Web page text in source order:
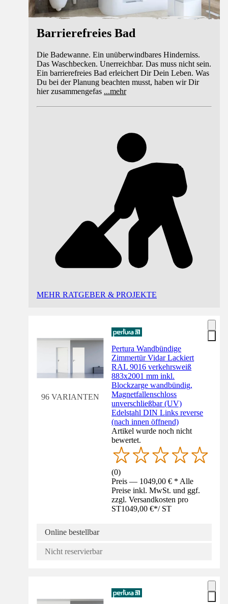
Barrierefreies Bad
Die Badewanne. Ein unüberwindbares Hinderniss.
Das Waschbecken. Unerreichbar. Das muss nicht sein.
Ein barrierefreies Bad erleichert Dir Dein Leben. Was
Du bei der Planung beachten musst, haben wir Dir
hier zusammengefas ...mehr
MEHR RATGEBER & PROJEKTE
96 VARIANTEN
Pertura Wandbündige
Zimmertür Vidar Lackiert
RAL 9016 verkehrsweiß
883x2001 mm inkl.
Blockzarge wandbündig,
Magnetfallenschloss
unverschließbar (UV)
Edelstahl DIN Links reverse
(nach innen öffnend)
Artikel wurde noch nicht
bewertet.
(0)
Preis — 1049,00 € * Alle
Preise inkl. MwSt. und ggf.
zzgl. Versandkosten pro
ST1049,00 €*/ ST
Online bestellbar
Nicht reservierbar